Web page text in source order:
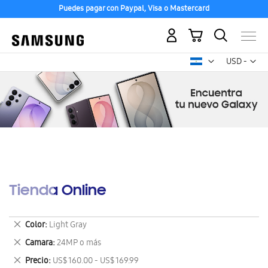
Puedes pagar con Paypal, Visa o Mastercard
USD -
dólar
Mi carrito
Tienda Online
Color Light Gray
Eliminar
este
artículo
Camara 24MP o más
Eliminar
este
Precio US$ 160.00 - US$ 169.99
Eliminar